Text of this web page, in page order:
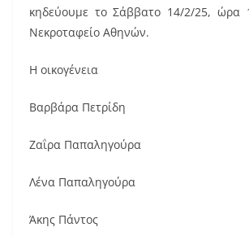
κηδεύουμε το Σάββατο 14/2/25, ώρα
Νεκροταφείο Αθηνών.
Η οικογένεια
Βαρβάρα Πετρίδη
Ζαΐρα Παπαληγούρα
Λένα Παπαληγούρα
Άκης Πάντος